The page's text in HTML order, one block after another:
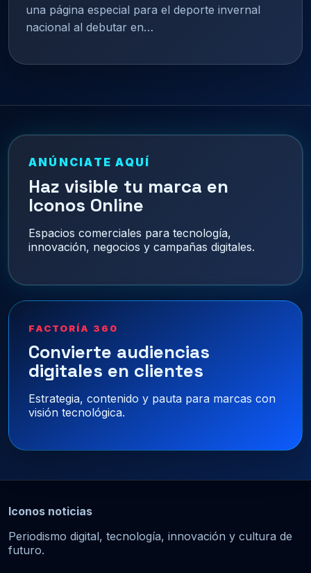
una página especial para el deporte invernal
nacional al debutar en…
ANÚNCIATE AQUÍ
Haz visible tu marca en
Iconos Online
Espacios comerciales para tecnología,
innovación, negocios y campañas digitales.
FACTORÍA 360
Convierte audiencias
digitales en clientes
Estrategia, contenido y pauta para marcas con
visión tecnológica.
Iconos noticias
Periodismo digital, tecnología, innovación y cultura de
futuro.